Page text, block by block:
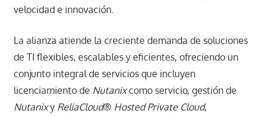
velocidad e innovación.
La alianza atiende la creciente demanda de soluciones
de TI flexibles, escalables y eficientes, ofreciendo un
conjunto integral de servicios que incluyen
licenciamiento de Nutanixcomo servicio, gestión de
Nutanixy ReliaCloud® Hosted Private Cloud,